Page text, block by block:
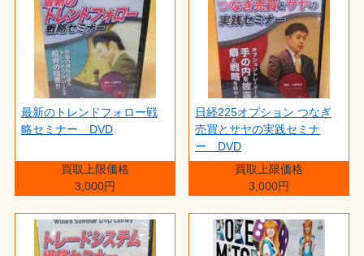
最新のトレンドフォロー戦
略セミナー DVD
買取上限価格
3,000円
日経225オプション つなぎ
売買とサヤの実践セミナ
ー DVD
買取上限価格
3,000円